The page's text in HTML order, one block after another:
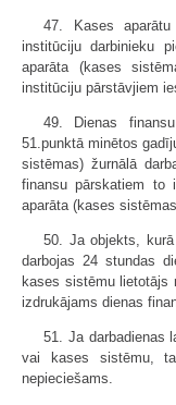
47. Kases
institūciju darbinieku
aparāta (kases
institūciju pārstāvjiem
49. Dienas
51.punktā minētos
sistēmas) žurnālā
finansu pārskatiem to
aparāta (kases
50. Ja objekts,
darbojas 24 stundas
kases sistēmu lietotājs
izdrukājams dienas
51. Ja darbadienas
vai kases sistēmu,
nepieciešams.